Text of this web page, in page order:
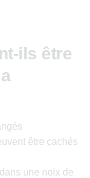
ils être
être cachés
une noix de